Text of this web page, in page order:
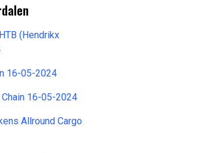
(Hendrikx
16-05-2024
16-05-2024
Allround Cargo